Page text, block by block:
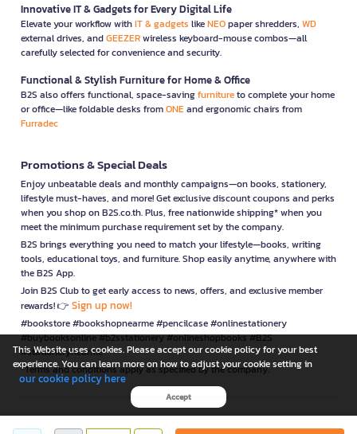
Innovative IT & Gadgets for Every Digital Life
Elevate your workflow withIT & gadgets likeNEOpaper shredders, WD
external drives, andGEEZERwireless keyboard-mouse combos—all
carefully selected for convenience and security.
Functional & Stylish Furniture for Home & Office
B2S also offers functional, space-savingfurnitureto complete your home
or office—like foldable desks fromONEand ergonomic chairs from
Furradec
Promotions & Special Deals
Enjoy unbeatable deals and monthly campaigns—on books, stationery,
lifestyle must-haves, and more! Get exclusive discount coupons and perks
when you shop on B2S.co.th. Plus, free nationwide shipping* when you
meet the minimum purchase requirement set by the company.
B2S brings everything you need to match your lifestyle—books, writing
tools, educational toys, and furniture. Shop easily anytime, anywhere with
the B2S App.
Join B2S Club to get early access to news, offers, and exclusive member
rewards! 👉 Sign up now!
#bookstore #bookshopnearme #pencilcase #onlinestationery
#buybooksonline #b2sstationery #onlineshopbooks #B2S
#stationerynearme
*Terms and conditions apply as specified by the company.
is a company operating under
This Website uses cookies. Please accept our cookie policy for your best
experience. You can learn more on how to adjust your cookie setting in
our cookie policy here
Accept